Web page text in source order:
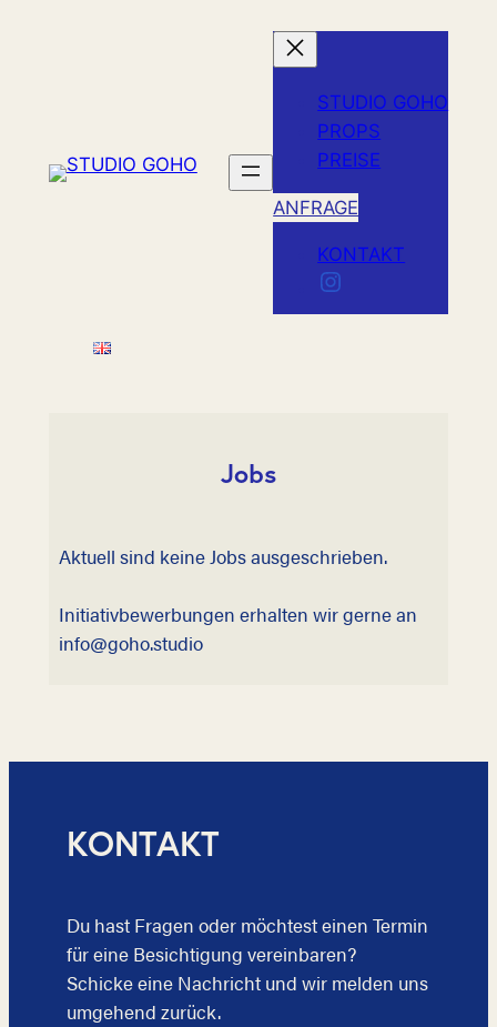
STUDIO GOHO
PROPS
PREISE
ANFRAGE
KONTAKT
Instagram
Jobs
Aktuell sind keine Jobs ausgeschrieben.
Initiativbewerbungen erhalten wir gerne an
info@goho.studio
KONTAKT
Du hast Fragen oder möchtest einen Termin
für eine Besichtigung vereinbaren?
Schicke eine Nachricht und wir melden uns
umgehend zurück.